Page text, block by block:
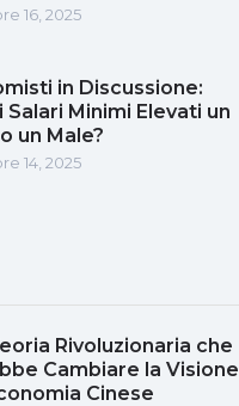
16, 2025
in Discussione:
Salari Minimi Elevati un
un Male?
14, 2025
Rivoluzionaria che
Cambiare la Visione
Cinese